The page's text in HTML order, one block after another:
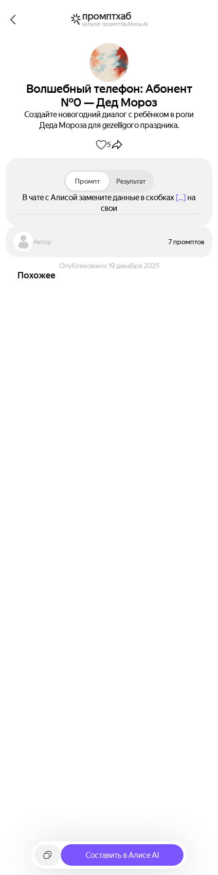
промптхаб
каталог промптов Алисы AI
Волшебный телефон: Абонент
№0 — Дед Мороз
Создайте новогодний диалог с ребёнком в роли
Деда Мороза для gezelligого праздника.
5
Промпт Результат
В чате с Алисой замените данные в скобках [...] на
свои
Автор 7 промптов
Опубликовано: 19 декабря 2025
Похожее
Составить в Алисе AI